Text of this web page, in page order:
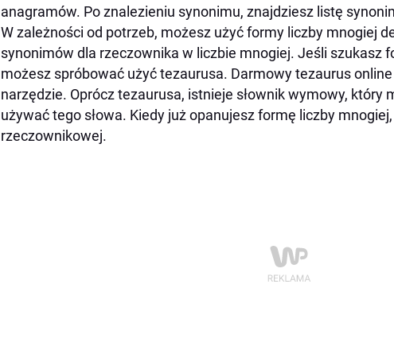
anagramów. Po znalezieniu synonimu, znajdziesz listę
W zależności od potrzeb, możesz użyć formy liczby mnogiej
synonimów dla rzeczownika w liczbie mnogiej. Jeśli szukasz
możesz spróbować użyć tezaurusa. Darmowy tezaurus
narzędzie. Oprócz tezaurusa, istnieje słownik wymowy, który
używać tego słowa. Kiedy już opanujesz formę liczby
rzeczownikowej.